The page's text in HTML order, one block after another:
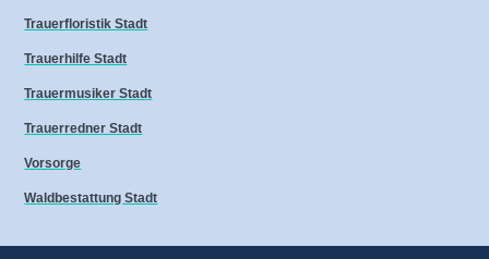
Trauerfloristik Stadt
Trauerhilfe Stadt
Trauermusiker Stadt
Trauerredner Stadt
Vorsorge
Waldbestattung Stadt